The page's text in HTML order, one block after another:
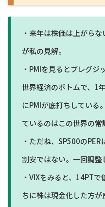
・来年は株価は上がら
が私の見解。
・PMIを見るとブレグ
世界経済のボトムで、1
にPMIが底打ちしている
ているのはこの世界の常
・ただね、SP500の
割安ではない。一回調整
・VIXをみると、14PT
ちに株は現金化した方が